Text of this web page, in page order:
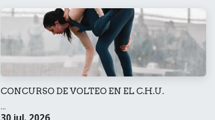
CONCURSO DE VOLTEO EN EL C.H.U.
...
30 jul. 2026